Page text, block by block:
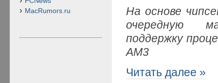
На основе
очередную
поддержку
AM3
Читать далее »
MacRumors.ru